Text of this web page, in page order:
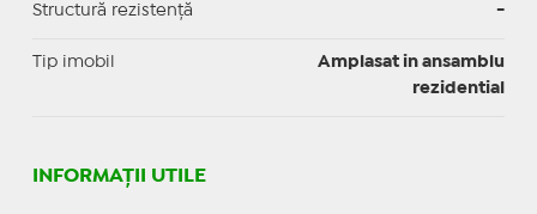
Structură rezistență -
Tip imobil
Amplasat in ansamblu
rezidential
INFORMAŢII UTILE